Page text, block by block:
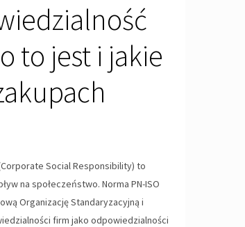
to jest i jakie
Social Responsibility) to
na społeczeństwo. Norma PN-ISO
Organizację Standaryzacyjną i
firm jako odpowiedzialności